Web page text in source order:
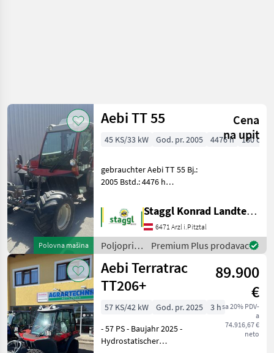
Polovna mašina
Aebi TT 55
Cena
na upit
45 KS/33 kW God. pr. 2005 4476 h 180 cm
gebrauchter Aebi TT 55 Bj.:
2005 Bstd.: 4476 h
Oberlenker hinten
Bereifung Terra vorne und
hinten: 31x15.50-15 (Profil:
80%) Zapfwelle vorne
Staggl Konrad Landtechnik Oberland
6471 Arzl i.Pitztal
Poljoprivredni
motorni
strojevi /
Aebi
Premium Plus prodavac
Aebi Terratrac
TT206+
89.900
€
sa 20% PDV-
a
74.916,67 €
neto
57 KS/42 kW God. pr. 2025
3 h
- 57 PS - Baujahr 2025 -
Hydrostatischer